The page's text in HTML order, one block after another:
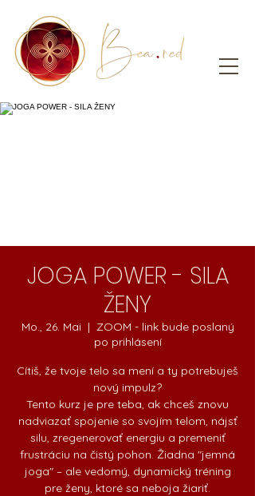
JOGA POWER - SILA
ŽENY
Mo., 26. Mai
  |
ZOOM - link bude poslaný
po prihlásení
Cítiš, že tvoje telo sa mení a ty potrebuješ
nový impulz?
Tento kurz je pre teba, ak chceš znovu
nadviazať spojenie so svojím telom, nájsť
silu, zregenerovať energiu a premeniť
frustráciu na čistý pohon. Žiadna "jemná
joga" – ale vedomý, dynamický tréning
pre ženy, ktoré sa neboja žiariť.